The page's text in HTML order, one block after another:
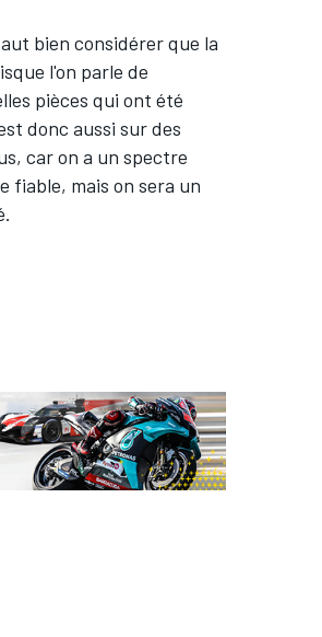
bien considérer que la
l'on parle de
pièces qui ont été
donc aussi sur des
car on a un spectre
fiable, mais on sera un